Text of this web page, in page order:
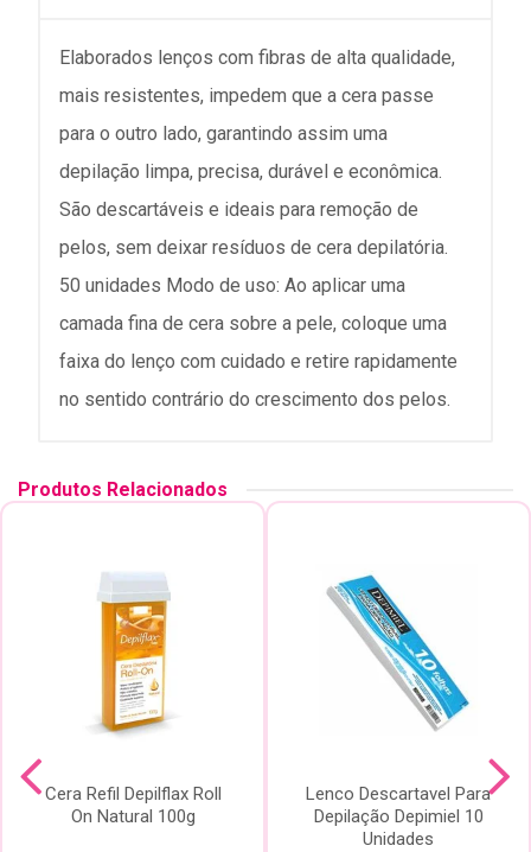
Elaborados lenços com fibras de alta qualidade,
mais resistentes, impedem que a cera passe
para o outro lado, garantindo assim uma
depilação limpa, precisa, durável e econômica.
São descartáveis e ideais para remoção de
pelos, sem deixar resíduos de cera depilatória.
50 unidades Modo de uso: Ao aplicar uma
camada fina de cera sobre a pele, coloque uma
faixa do lenço com cuidado e retire rapidamente
no sentido contrário do crescimento dos pelos.
Produtos Relacionados
Cera Refil Depilflax Roll
On Natural 100g
Lenco Descartavel Para
Depilação Depimiel 10
Unidades